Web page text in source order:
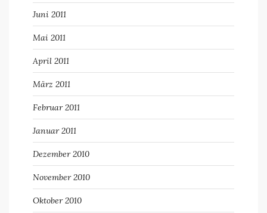
Juni 2011
Mai 2011
April 2011
März 2011
Februar 2011
Januar 2011
Dezember 2010
November 2010
Oktober 2010